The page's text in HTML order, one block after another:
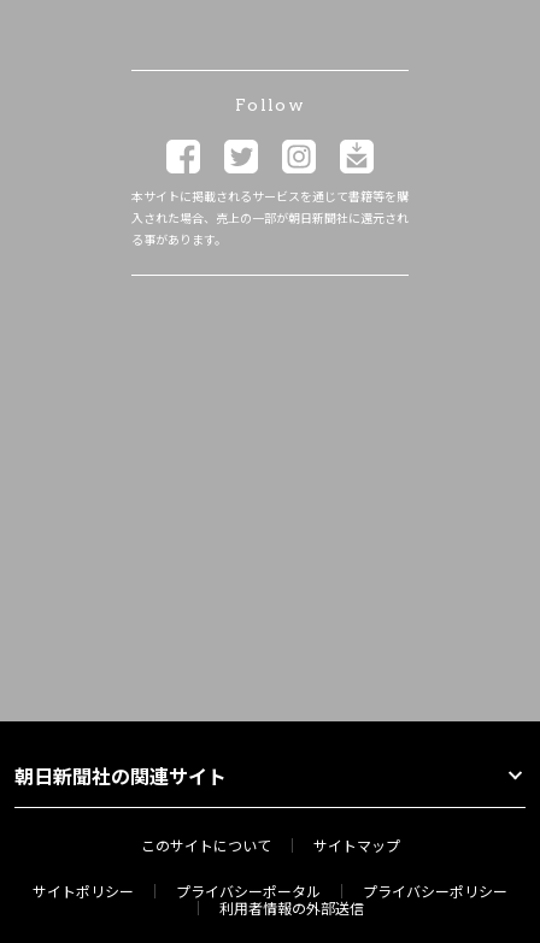
Follow
本サイトに掲載されるサービスを通じて書籍等を購
入された場合、売上の一部が朝日新聞社に還元され
る事があります。
朝日新聞社の関連サイト
このサイトについて サイトマップ
サイトポリシー プライバシーポータル
プライバシーポリシー
利用者情報の外部送信